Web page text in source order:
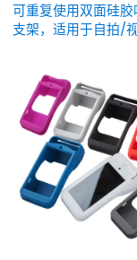
可重复使用双面硅
支架，适用于自拍/